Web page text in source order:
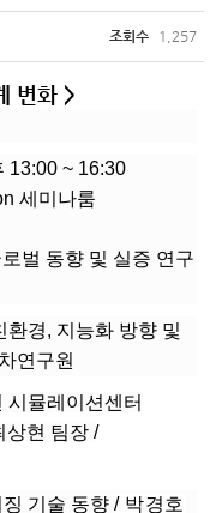
조회수 1,257
변화 >
13:00 ~ 16:30
세미나룸
벌 동향 및 실증 연구
경, 지능화 방향 및
연구원
시뮬레이션센터
상현 팀장 /
기술 동향 / 박경호